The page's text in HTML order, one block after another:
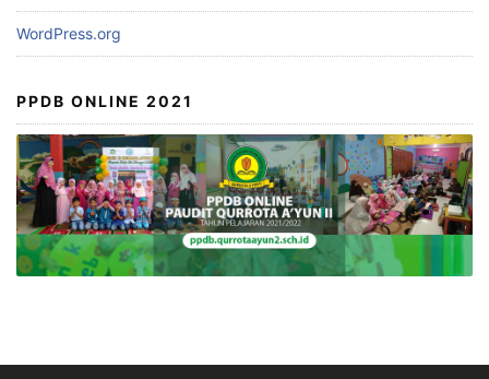
WordPress.org
PPDB ONLINE 2021